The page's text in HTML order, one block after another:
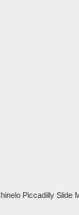
Piccadilly Slide